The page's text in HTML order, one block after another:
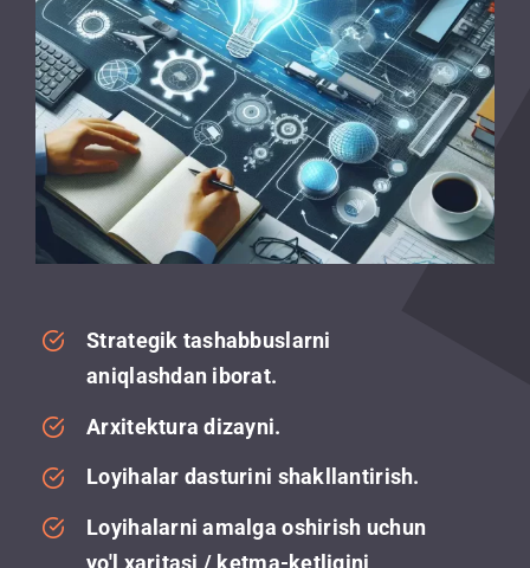
Strategik tashabbuslarni
aniqlashdan iborat.
Arxitektura dizayni.
Loyihalar dasturini shakllantirish.
Loyihalarni amalga oshirish uchun
yo'l xaritasi / ketma-ketligini